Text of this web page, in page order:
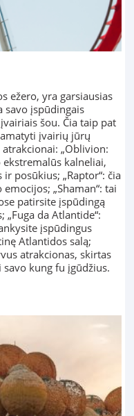
ežero, yra garsiausias
savo įspūdingais
šou. Čia taip pat
įvairių jūrų
„Oblivion:
ekstremalūs kalneliai,
posūkius; „Raptor“: čia
„Shaman“: tai
patirsite įspūdingą
da Atlantide“:
įspūdingus
Atlantidos salą;
atrakcionas, skirtas
kung fu įgūdžius.